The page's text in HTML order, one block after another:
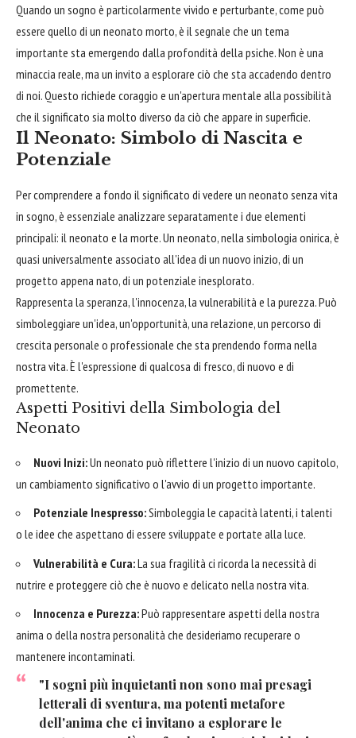
Quando un sogno è particolarmente vivido e perturbante, come può
essere quello di un neonato morto, è il segnale che un tema
importante sta emergendo dalla profondità della psiche. Non è una
minaccia reale, ma un invito a esplorare ciò che sta accadendo dentro
di noi. Questo richiede coraggio e un'apertura mentale alla possibilità
che il significato sia molto diverso da ciò che appare in superficie.
Il Neonato: Simbolo di Nascita e
Potenziale
Per comprendere a fondo il significato di vedere un neonato senza vita
in sogno, è essenziale analizzare separatamente i due elementi
principali: il neonato e la morte. Un neonato, nella simbologia onirica, è
quasi universalmente associato all'idea di un nuovo inizio, di un
progetto appena nato, di un potenziale inesplorato.
Rappresenta la speranza, l'innocenza, la vulnerabilità e la purezza. Può
simboleggiare un'idea, un'opportunità, una relazione, un percorso di
crescita personale o professionale che sta prendendo forma nella
nostra vita. È l'espressione di qualcosa di fresco, di nuovo e di
promettente.
Aspetti Positivi della Simbologia del
Neonato
Nuovi Inizi:Un neonato può riflettere l'inizio di un nuovo capitolo,
un cambiamento significativo o l'avvio di un progetto importante.
Potenziale Inespresso:Simboleggia le capacità latenti, i talenti
o le idee che aspettano di essere sviluppate e portate alla luce.
Vulnerabilità e Cura:La sua fragilità ci ricorda la necessità di
nutrire e proteggere ciò che è nuovo e delicato nella nostra vita.
Innocenza e Purezza:Può rappresentare aspetti della nostra
anima o della nostra personalità che desideriamo recuperare o
mantenere incontaminati.
"I sogni più inquietanti non sono mai presagi
letterali di sventura, ma potenti metafore
dell'anima che ci invitano a esplorare le